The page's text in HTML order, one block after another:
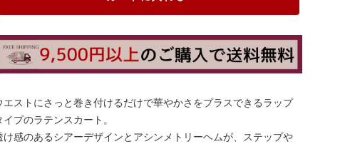
エストにさっと巻き付けるだけで華やかさをプラスできるラップ
イプのラテンスカート。
け感のあるシアーデザインとアシンメトリーヘムが、ステップや